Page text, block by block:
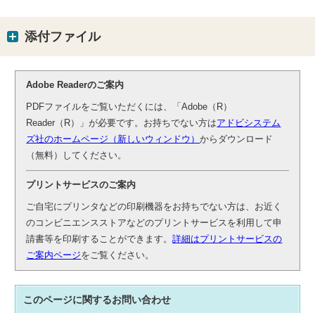
添付ファイル
Adobe Readerのご案内
PDFファイルをご覧いただくには、「Adobe（R）
Reader（R）」が必要です。お持ちでない方はアドビシステム
ズ社のホームページ（新しいウィンドウ）からダウンロード
（無料）してください。
プリントサービスのご案内
ご自宅にプリンタなどの印刷機器をお持ちでない方は、お近く
のコンビニエンスストアなどのプリントサービスを利用して申
請書等を印刷することができます。詳細はプリントサービスの
ご案内ページをご覧ください。
このページに関するお問い合わせ